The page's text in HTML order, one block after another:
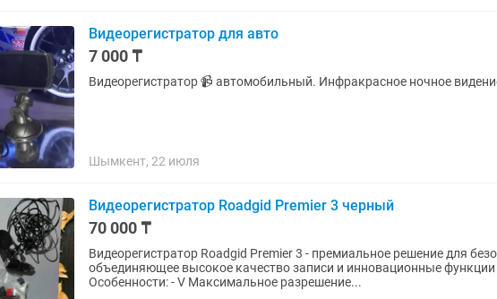
Видеорегистратор для авто
7 000 ₸
Видеорегистратор 📹 автомобильный. Инфракрасное ночное
Шымкент, 22 июля
Видеорегистратор Roadgid Premier 3 черный
70 000 ₸
Видеорегистратор Roadgid Premier 3 - премиальное решение для
объединяющее высокое качество записи и инновационные функции
Особенности: - V Максимальное разрешение...